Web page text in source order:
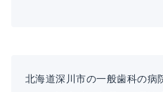
北海道深川市の一般歯科の病